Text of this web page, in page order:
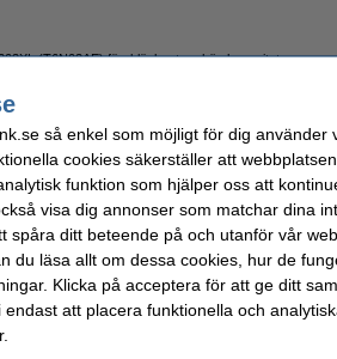
(T6N03AE) färgbläckpatron hög kapacitet
| 500 ark
så enkel som möjligt för dig använder
cookies säkerställer att
funktion som hjälper oss att
visa dig annonser som matchar dina
spåra ditt beteende på och utanför vår
du läsa allt om dessa cookies, hur de
Klicka på acceptera för att ge ditt
att placera funktionella och